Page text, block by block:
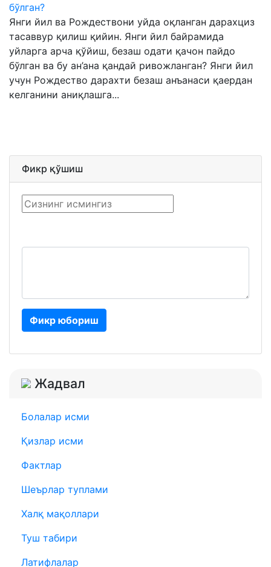
бўлган?
Янги йил ва Рождествони уйда оқланган дарахциз
тасаввур қилиш қийин. Янги йил байрамида
уйларга арча қўйиш, безаш одати қачон пайдо
бўлган ва бу ан’ана қандай ривожланган? Янги йил
учун Рождество дарахти безаш анъанаси қаердан
келганини аниқлашга...
Фикр қўшиш
Фикр юбориш
Жадвал
Болалар исми
Қизлар исми
Фактлар
Шеърлар туплами
Халқ мақоллари
Туш табири
Латифлалар